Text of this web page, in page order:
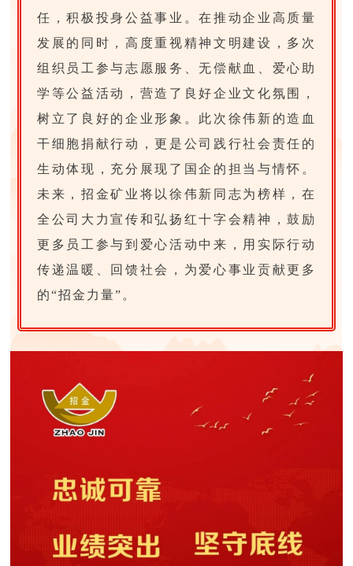
任，积极投身公益事业。在推动企业高质量
发展的同时，高度重视精神文明建设，多次
组织员工参与志愿服务、无偿献血、爱心助
学等公益活动，营造了良好企业文化氛围，
树立了良好的企业形象。此次徐伟新的造血
干细胞捐献行动，更是公司践行社会责任的
生动体现，充分展现了国企的担当与情怀。
未来，招金矿业将以徐伟新同志为榜样，在
全公司大力宣传和弘扬红十字会精神，鼓励
更多员工参与到爱心活动中来，用实际行动
传递温暖、回馈社会，为爱心事业贡献更多
的“招金力量”。